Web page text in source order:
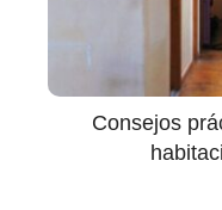
Consejos